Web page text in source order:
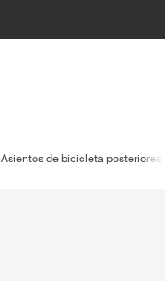
Asientos de bicicleta posteriores